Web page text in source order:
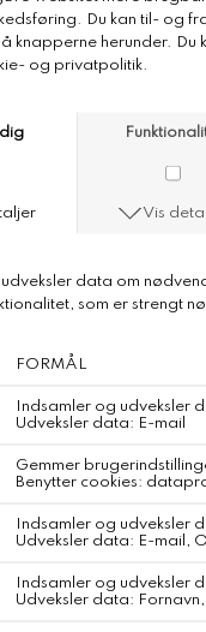
Aiayu Lulu
Et par casual shorts
svajende effekt og et
100% GOTS-